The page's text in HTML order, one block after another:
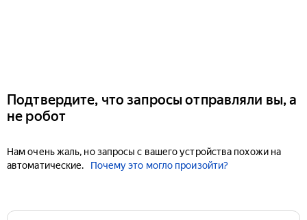
Подтвердите, что запросы отправляли вы, а
не робот
Нам очень жаль, но запросы с вашего устройства похожи на
автоматические.
Почему это могло произойти?